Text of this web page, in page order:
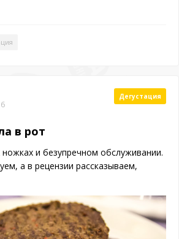
Дегустация
в рот
и безупречном обслуживании.
а в рецензии рассказываем,